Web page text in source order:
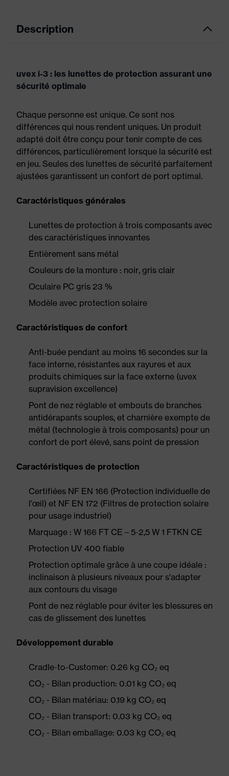
Description
uvex i-3 : les lunettes de protection assurant une
sécurité optimale
Chaque personne est unique. Ce sont nos
différences qui nous rendent uniques. Un produit
adapté doit être conçu pour tenir compte de ces
différences, particulièrement lorsque la sécurité est
en jeu. Seules des lunettes de sécurité parfaitement
ajustées garantissent un confort de port optimal.
Caractéristiques générales
Lunettes de protection à trois composants avec
des caractéristiques innovantes
Entièrement sans métal
Couleurs de la monture : noir, gris clair
Oculaire PC gris 23 %
Modèle avec protection solaire
Caractéristiques de confort
Anti-buée pendant au moins 16 secondes sur la
face interne, résistantes aux rayures et aux
produits chimiques sur la face externe (uvex
supravision excellence)
Pont de nez réglable et embouts de branches
antidérapants souples, et charnière exempte de
métal (technologie à trois composants) pour un
confort de port élevé, sans point de pression
Caractéristiques de protection
Certifiées NF EN 166 (Protection individuelle de
l'œil) et NF EN 172 (Filtres de protection solaire
pour usage industriel)
Marquage : W 166 FT CE – 5-2,5 W 1 FTKN CE
Protection UV 400 fiable
Protection optimale grâce à une coupe idéale :
inclinaison à plusieurs niveaux pour s'adapter
aux contours du visage
Pont de nez réglable pour éviter les blessures en
cas de glissement des lunettes
Développement durable
Cradle-to-Customer: 0.26 kg CO₂ eq
CO₂ - Bilan production: 0.01 kg CO₂ eq
CO₂ - Bilan matériau: 0.19 kg CO₂ eq
CO₂ - Bilan transport: 0.03 kg CO₂ eq
CO₂ - Bilan emballage: 0.03 kg CO₂ eq